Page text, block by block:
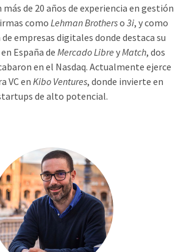
de 20 años de experiencia en gestión
como Lehman Brotherso 3i, y como
empresas digitales donde destaca su
España de Mercado Libre yMatch, dos
en el Nasdaq. Actualmente ejerce
VC en Kibo Ventures, donde invierte en
de alto potencial.